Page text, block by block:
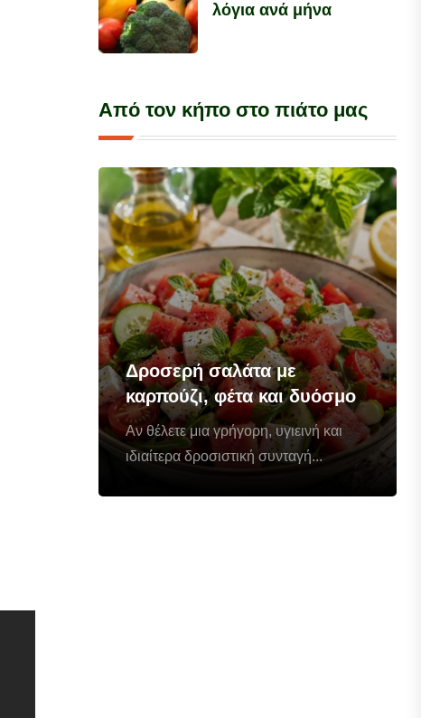
λόγια ανά μήνα
Από τον κήπο στο πιάτο μας
Δροσερή σαλάτα με
καρπούζι, φέτα και δυόσμο
Αν θέλετε μια γρήγορη, υγιεινή και
ιδιαίτερα δροσιστική συνταγή...